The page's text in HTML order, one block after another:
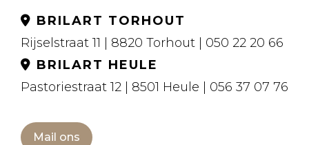
BRILART TORHOUT
Rijselstraat 11 | 8820 Torhout | 050 22 20 66
BRILART HEULE
Pastoriestraat 12 | 8501 Heule | 056 37 07 76
Mail ons